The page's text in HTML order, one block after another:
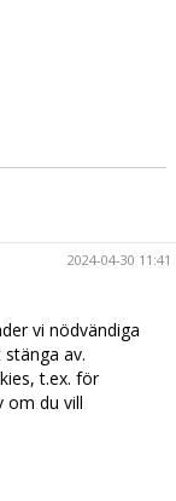
2024-04-30 11:41
vi nödvändiga
av.
t.ex. för
om du vill